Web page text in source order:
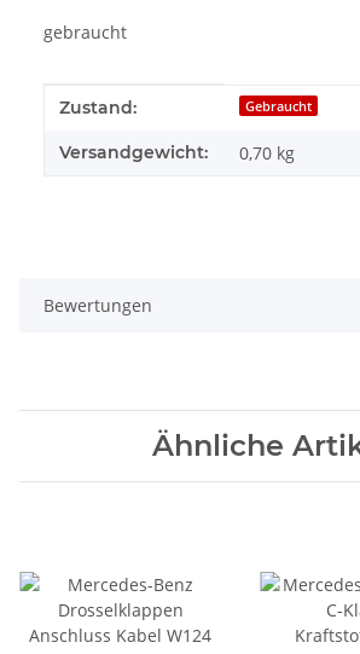
gebraucht
Produkteigenschaft
Wert
Zustand: Gebraucht
Versandgewicht: 0,70 kg
Bewertungen
Ähnliche